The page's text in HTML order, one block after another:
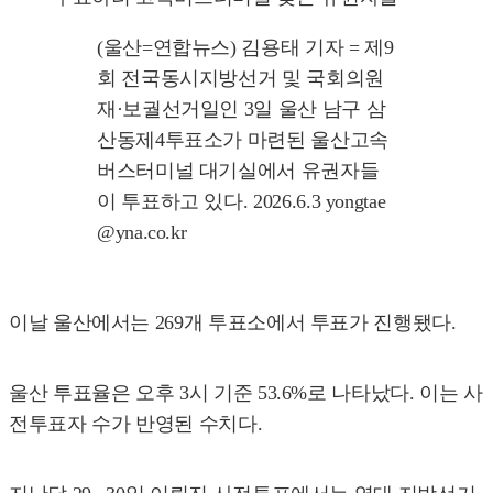
(울산=연합뉴스) 김용태 기자 = 제9
회 전국동시지방선거 및 국회의원
재·보궐선거일인 3일 울산 남구 삼
산동제4투표소가 마련된 울산고속
버스터미널 대기실에서 유권자들
이 투표하고 있다. 2026.6.3 yongtae
@yna.co.kr
이날 울산에서는 269개 투표소에서 투표가 진행됐다.
울산 투표율은 오후 3시 기준 53.6%로 나타났다. 이는 사
전투표자 수가 반영된 수치다.